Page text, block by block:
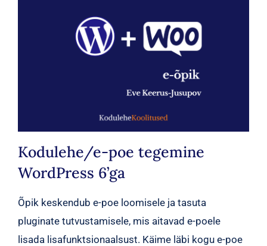
Kodulehe/e-poe tegemine
WordPress 6’ga
Õpik keskendub e-poe loomisele ja tasuta
pluginate tutvustamisele, mis aitavad e-poele
lisada lisafunktsionaalsust. Käime läbi kogu e-poe